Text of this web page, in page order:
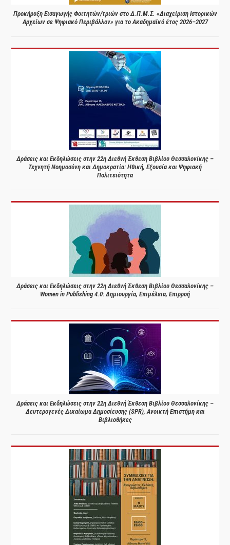
Προκήρυξη Εισαγωγής Φοιτητών/τριών στο Δ.Π.Μ.Σ. «Διαχείριση Ιστορικών
Αρχείων σε Ψηφιακό Περιβάλλον» για το Ακαδημαϊκό έτος 2026–2027
Δράσεις και Εκδηλώσεις στην 22η Διεθνή Έκθεση Βιβλίου Θεσσαλονίκης –
Τεχνητή Νοημοσύνη και Δημοκρατία: Ηθική, Εξουσία και Ψηφιακή
Πολιτειότητα
Δράσεις και Εκδηλώσεις στην 22η Διεθνή Έκθεση Βιβλίου Θεσσαλονίκης –
Women in Publishing 4.0: Δημιουργία, Επιμέλεια, Επιρροή
Δράσεις και Εκδηλώσεις στην 22η Διεθνή Έκθεση Βιβλίου Θεσσαλονίκης –
Δευτερογενές Δικαίωμα Δημοσίευσης (SPR), Ανοικτή Επιστήμη και
Βιβλιοθήκες